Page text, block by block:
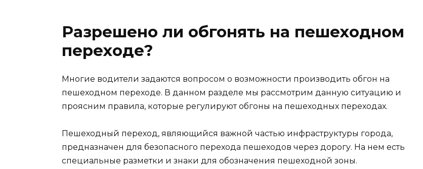
Разрешено ли обгонять на пешеходном
переходе?
Многие водители задаются вопросом о возможности производить обгон на
пешеходном переходе. В данном разделе мы рассмотрим данную ситуацию и
проясним правила, которые регулируют обгоны на пешеходных переходах.
Пешеходный переход, являющийся важной частью инфраструктуры города,
предназначен для безопасного перехода пешеходов через дорогу. На нем есть
специальные разметки и знаки для обозначения пешеходной зоны.